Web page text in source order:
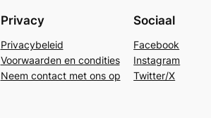
Privacy
Privacybeleid
Voorwaarden en condities
Neem contact met ons op
Sociaal
Facebook
Instagram
Twitter/X